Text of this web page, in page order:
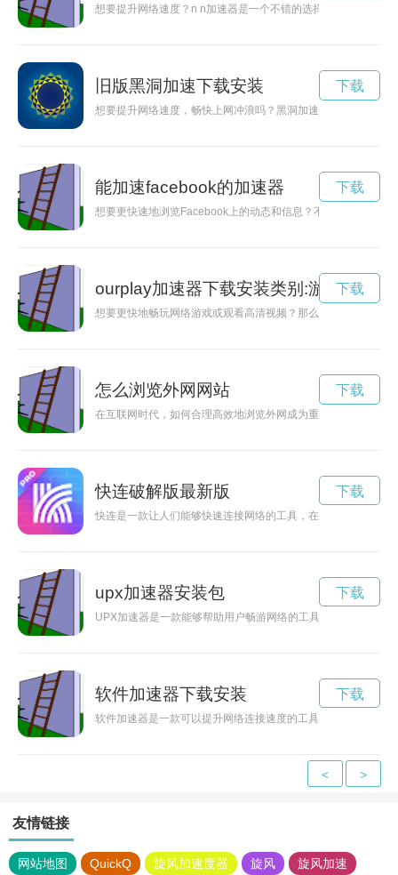
想要提升网络速度？n n加速器是一个不错的选择。但是你知道
旧版黑洞加速下载安装
想要提升网络速度，畅快上网冲浪吗？黑洞加速官网下载将为
下载
能加速facebook的加速器
想要更快速地浏览Facebook上的动态和信息？不妨尝试一下使
下载
ourplay加速器下载安装类别:游
想要更快地畅玩网络游戏或观看高清视频？那么赶紧下载安装
下载
怎么浏览外网网站
在互联网时代，如何合理高效地浏览外网成为重要问题。本文
下载
快连破解版最新版
快连是一款让人们能够快速连接网络的工具，在破解版的基础
下载
upx加速器安装包
UPX加速器是一款能够帮助用户畅游网络的工具，通过提供稳
下载
软件加速器下载安装
软件加速器是一款可以提升网络连接速度的工具，通过优化网
下载
< >
友情链接
网站地图 QuickQ 旋风加速度器 旋风 旋风加速